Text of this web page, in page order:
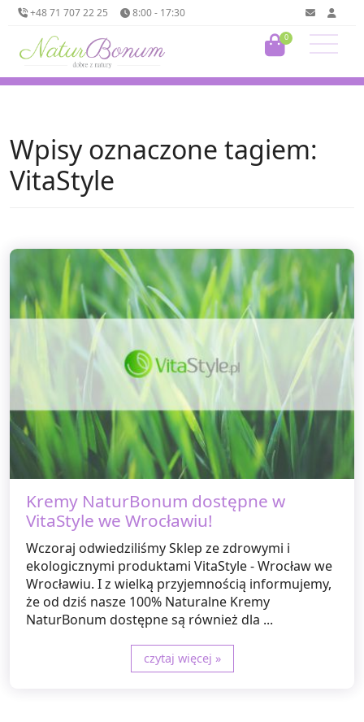
+48 71 707 22 25 8:00 - 17:30
0
Wpisy oznaczone tagiem:
VitaStyle
Kremy NaturBonum dostępne w
VitaStyle we Wrocławiu!
Wczoraj odwiedziliśmy Sklep ze zdrowymi i
ekologicznymi produktami VitaStyle - Wrocław we
Wrocławiu. I z wielką przyjemnością informujemy,
że od dziś nasze 100% Naturalne Kremy
NaturBonum dostępne są również dla ...
czytaj więcej »